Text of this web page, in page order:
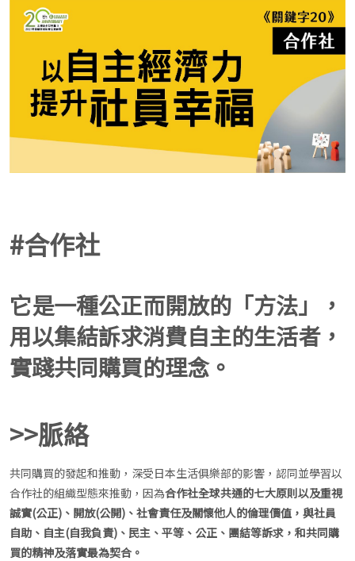
#合作社
它是一種公正而開放的「方法」，
用以集結訴求消費自主的生活者，
實踐共同購買的理念。
>>脈絡
共同購買的發起和推動，深受日本生活俱樂部的影響，認同並學習以
合作社的組織型態來推動，因為合作社全球共通的七大原則以及重視
誠實(公正)、開放(公開)、社會責任及關懷他人的倫理價值，與社員
自助、自主(自我負責)、民主、平等、公正、團結等訴求，和共同購
買的精神及落實最為契合。